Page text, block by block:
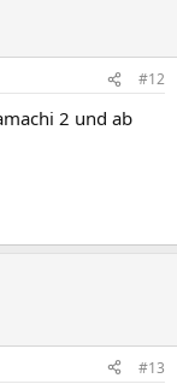
#12
2 und ab
#13